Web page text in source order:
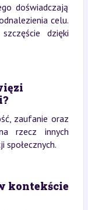
doświadczają
celu.
dzięki
zaufanie oraz
rzecz innych
społecznych.
kontekście